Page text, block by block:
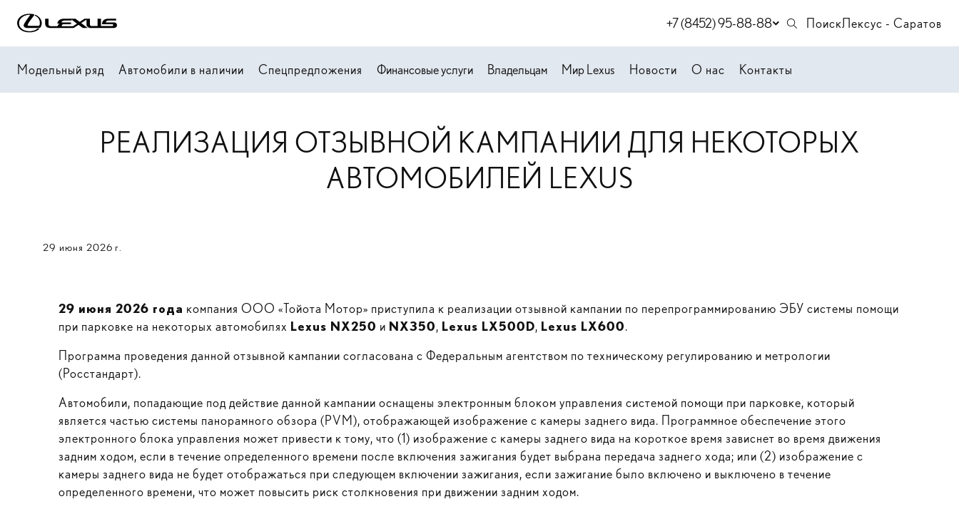
+7 (8452) 95-88-88 ПоискЛексус - Саратов
Модельный ряд Автомобили в наличии Спецпредложения Финансовые услуги Владельцам Мир Lexus Новости О нас Контакты
РЕАЛИЗАЦИЯ ОТЗЫВНОЙ КАМПАНИИ ДЛЯ НЕКОТОРЫХ
АВТОМОБИЛЕЙ LEXUS
29 июня 2026 г.
29 июня 2026 года компания ООО «Тойота Мотор» приступила к реализации отзывной кампании по перепрограммированию ЭБУ системы помощи
при парковке на некоторых автомобилях Lexus NX250 и NX350, Lexus LX500D, Lexus LX600.
Программа проведения данной отзывной кампании согласована с Федеральным агентством по техническому регулированию и метрологии
(Росстандарт).
Автомобили, попадающие под действие данной кампании оснащены электронным блоком управления системой помощи при парковке, который
является частью системы панорамного обзора (PVM), отображающей изображение с камеры заднего вида. Программное обеспечение этого
электронного блока управления может привести к тому, что (1) изображение с камеры заднего вида на короткое время зависнет во время движения
задним ходом, если в течение определенного времени после включения зажигания будет выбрана передача заднего хода; или (2) изображение с
камеры заднего вида не будет отображаться при следующем включении зажигания, если зажигание было включено и выключено в течение
определенного времени, что может повысить риск столкновения при движении задним ходом.